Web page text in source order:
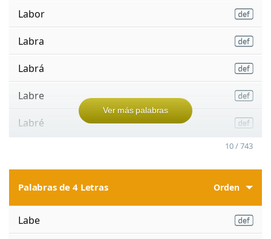
Labor
Labra
Labrá
Labre
Labré
Ver más palabras
10 / 743
Palabras de 4 Letras Orden
Labe